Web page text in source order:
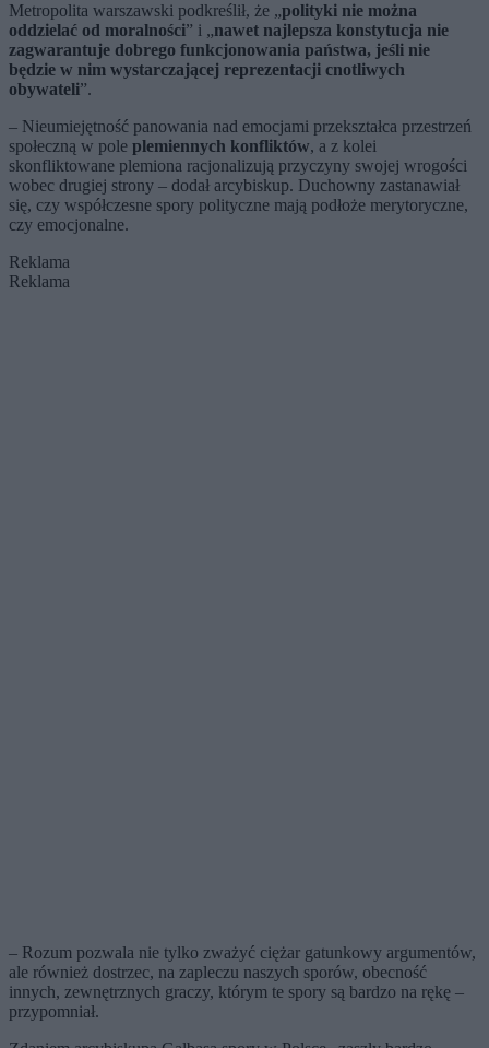
Metropolita warszawski podkreślił, że „polityki nie można
oddzielać od moralności” i „nawet najlepsza konstytucja nie
zagwarantuje dobrego funkcjonowania państwa, jeśli nie
będzie w nim wystarczającej reprezentacji cnotliwych
obywateli”.
– Nieumiejętność panowania nad emocjami przekształca przestrzeń
społeczną w pole plemiennych konfliktów, a z kolei
skonfliktowane plemiona racjonalizują przyczyny swojej wrogości
wobec drugiej strony – dodał arcybiskup. Duchowny zastanawiał
się, czy współczesne spory polityczne mają podłoże merytoryczne,
czy emocjonalne.
Reklama
Reklama
– Rozum pozwala nie tylko zważyć ciężar gatunkowy argumentów,
ale również dostrzec, na zapleczu naszych sporów, obecność
innych, zewnętrznych graczy, którym te spory są bardzo na rękę –
przypomniał.